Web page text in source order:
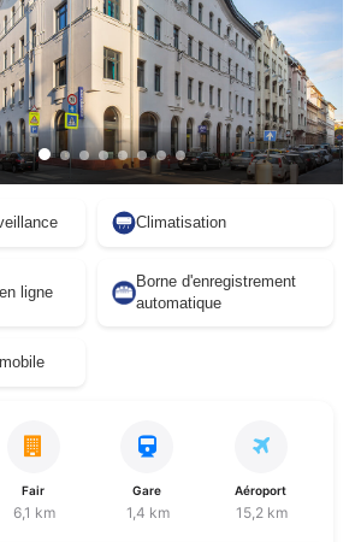
Climatisation
ligne
Borne d'enregistrement
automatique
Fair
6,1 km
Gare
1,4 km
Aéroport
15,2 km